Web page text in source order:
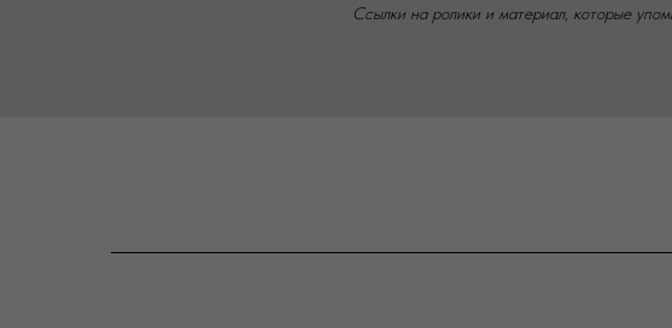
Ссылки на ролики и материал, которые